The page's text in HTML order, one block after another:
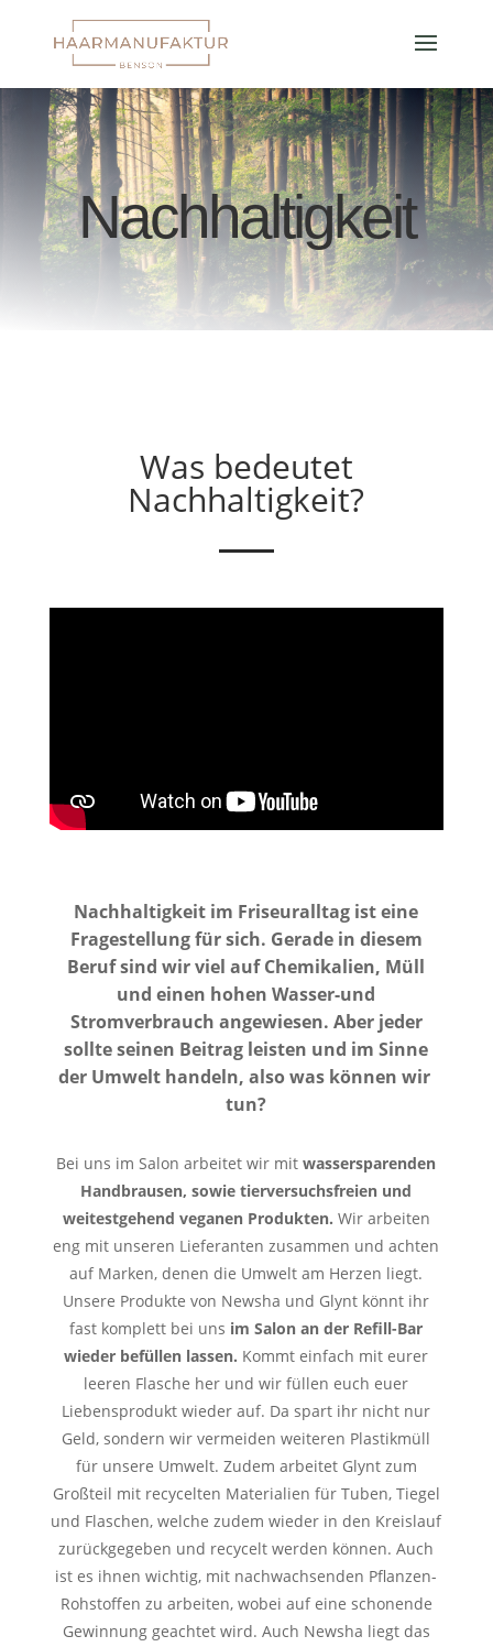
Nachhaltigkeit
Was bedeutet
Nachhaltigkeit?
Nachhaltigkeit im Friseuralltag ist eine
Fragestellung für sich. Gerade in diesem
Beruf sind wir viel auf Chemikalien, Müll
und einen hohen Wasser-und
Stromverbrauch angewiesen. Aber jeder
sollte seinen Beitrag leisten und im Sinne
der Umwelt handeln, also was können wir
tun?
Bei uns im Salon arbeitet wir mitwassersparenden
Handbrausen, sowie tierversuchsfreien und
weitestgehend veganen Produkten. Wir arbeiten
eng mit unseren Lieferanten zusammen und achten
auf Marken, denen die Umwelt am Herzen liegt.
Unsere Produkte von Newsha und Glynt könnt ihr
fast komplett bei uns im Salon an der Refill-Bar
wieder befüllen lassen. Kommt einfach mit eurer
leeren Flasche her und wir füllen euch euer
Liebensprodukt wieder auf. Da spart ihr nicht nur
Geld, sondernwir vermeiden weiteren Plastikmüll
für unsere Umwelt. Zudem arbeitet Glynt zum
Großteil mit recycelten Materialien für Tuben, Tiegel
und Flaschen, welche zudem wieder in den Kreislauf
zurückgegeben und recycelt werden können. Auch
ist es ihnen wichtig, mit nachwachsenden Pflanzen-
Rohstoffen zu arbeiten, wobei auf eine schonende
Gewinnung geachtet wird. Auch Newsha liegt das